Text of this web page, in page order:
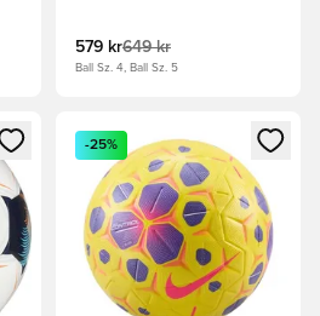
579 kr649 kr
Ball Sz. 4, Ball Sz. 5
logga in eller registrera dig som
Öppnar en Modal för att
-25%